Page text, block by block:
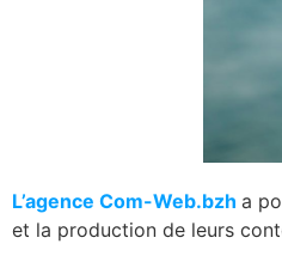
L’agence Com-Web.bzh a
et la production de leurs